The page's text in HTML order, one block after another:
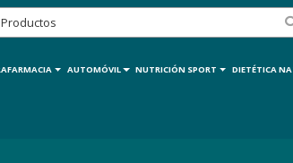
AUTOMÓVIL NUTRICIÓN SPORT DIETÉTICA